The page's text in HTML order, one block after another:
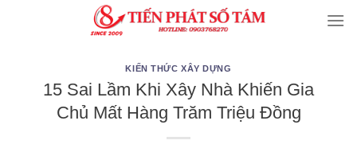
KIẾN THỨC XÂY DỰNG
15 Sai Lầm Khi Xây Nhà Khiến Gia
Chủ Mất Hàng Trăm Triệu Đồng